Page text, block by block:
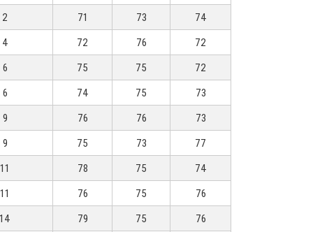
2
71 73
74
4
72 76
72
6
75 75
72
6
74 75
73
9
76 76
73
9
75 73
77
11
78 75
74
11
76 75
76
14
79 75
76